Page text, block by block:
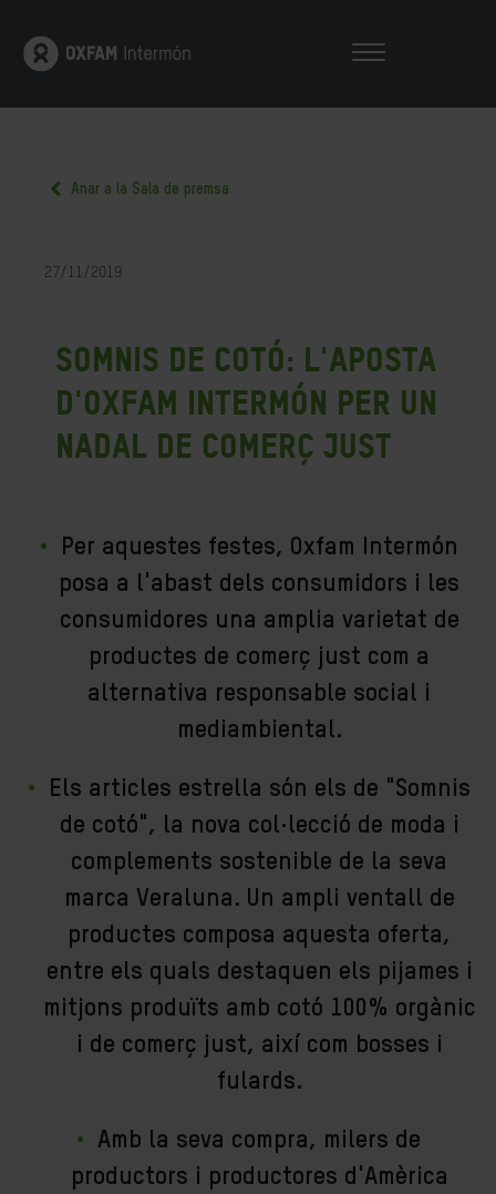
Anar a la Sala de premsa
27/11/2019
Somnis de cotó: l'aposta
d'Oxfam Intermón per un
Nadal de comerç just
Per aquestes festes, Oxfam Intermón
posa a l'abast dels consumidors i les
consumidores una amplia varietat de
productes de comerç just com a
alternativa responsable social i
mediambiental.
Els articles estrella són els de "Somnis
de cotó", la nova col·lecció de moda i
complements sostenible de la seva
marca Veraluna. Un ampli ventall de
productes composa aquesta oferta,
entre els quals destaquen els pijames i
mitjons produïts amb cotó 100% orgànic
i de comerç just, així com bosses i
fulards.
Amb la seva compra, milers de
productors i productores d'Amèrica